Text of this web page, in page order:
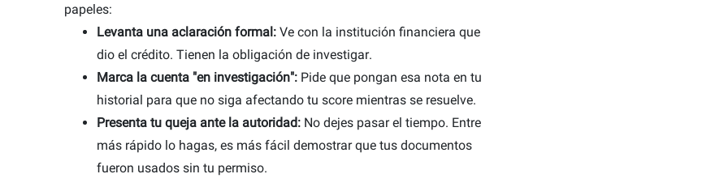
papeles:
Levanta una aclaración formal: Ve con la institución financiera que
dio el crédito. Tienen la obligación de investigar.
Marca la cuenta "en investigación": Pide que pongan esa nota en tu
historial para que no siga afectando tu score mientras se resuelve.
Presenta tu queja ante la autoridad: No dejes pasar el tiempo. Entre
más rápido lo hagas, es más fácil demostrar que tus documentos
fueron usados sin tu permiso.